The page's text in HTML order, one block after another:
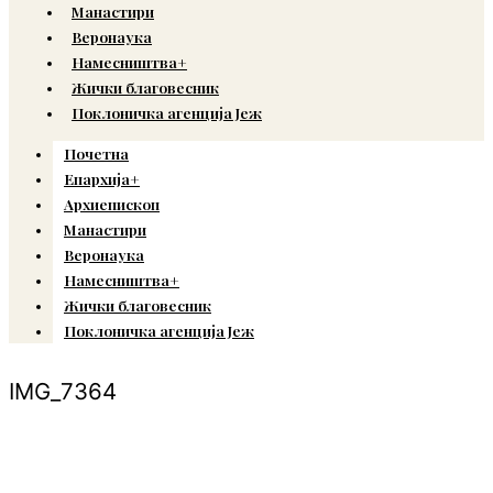
Манастири
Веронаука
Намесништва+
Жички благовесник
Поклоничка агенција Јеж
Почетна
Епархија+
Архиепископ
Манастири
Веронаука
Намесништва+
Жички благовесник
Поклоничка агенција Јеж
IMG_7364